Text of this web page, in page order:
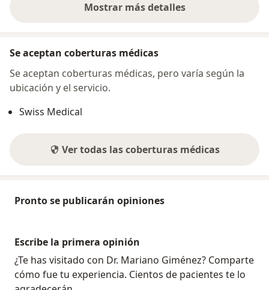
Mostrar más detalles
sobre la dirección
Se aceptan coberturas médicas
Se aceptan coberturas médicas, pero varía según la
ubicación y el servicio.
Swiss Medical
Ver todas las coberturas médicas
Pronto se publicarán opiniones
Escribe la primera opinión
¿Te has visitado con Dr. Mariano Giménez? Comparte
cómo fue tu experiencia. Cientos de pacientes te lo